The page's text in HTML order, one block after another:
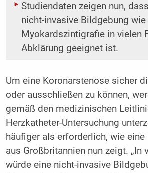
Studiendaten zeigen nun,
nicht-invasive Bildgebung
Myokardszintigrafie in vielen
Abklärung geeignet ist.
Um eine Koronarstenose sicher
oder ausschließen zu können,
gemäß den medizinischen
Herzkatheter-Untersuchung
häufiger als erforderlich, wie
aus Großbritannien nun zeigt. „In
würde eine nicht-invasive